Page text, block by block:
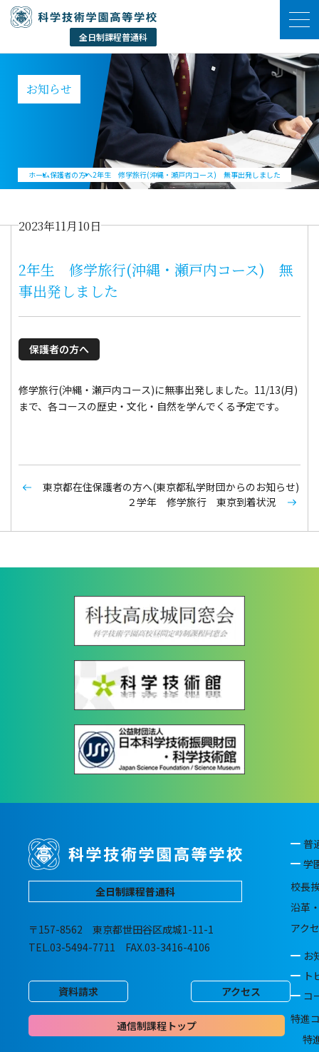
お知らせ
ホーム保護者の方へ2年生 修学旅行(沖縄・瀬戸内コース) 無事出発しました
2023年11月10日
2年生 修学旅行(沖縄・瀬戸内コース) 無
事出発しました
保護者の方へ
修学旅行(沖縄・瀬戸内コース)に無事出発しました。11/13(月)
まで、各コースの歴史・文化・自然を学んでくる予定です。
東京都在住保護者の方へ(東京都私学財団からのお知らせ)
２学年 修学旅行 東京到着状況
全日制課程普通科
〒157-8562 東京都世田谷区成城1-11-1
TEL.03-5494-7711 FAX.03-3416-4106
資料請求 アクセス
通信制課程トップ
普
学
校長
沿革
アク
お
ト
コ
特進
特